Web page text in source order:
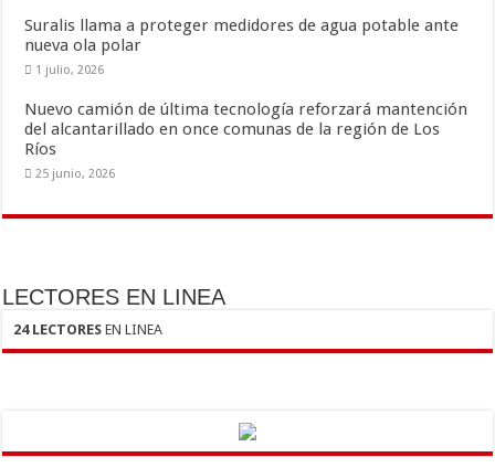
Suralis llama a proteger medidores de agua potable ante
nueva ola polar
1 julio, 2026
Nuevo camión de última tecnología reforzará mantención
del alcantarillado en once comunas de la región de Los
Ríos
25 junio, 2026
LECTORES EN LINEA
24 LECTORES EN LINEA